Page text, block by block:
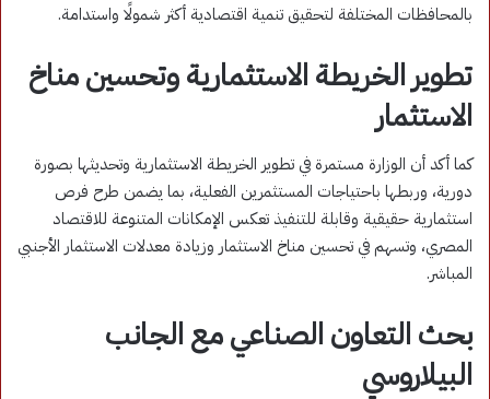
بالمحافظات المختلفة لتحقيق تنمية اقتصادية أكثر شمولًا واستدامة.
تطوير الخريطة الاستثمارية وتحسين مناخ
الاستثمار
كما أكد أن الوزارة مستمرة في تطوير الخريطة الاستثمارية وتحديثها بصورة
دورية، وربطها باحتياجات المستثمرين الفعلية، بما يضمن طرح فرص
استثمارية حقيقية وقابلة للتنفيذ تعكس الإمكانات المتنوعة للاقتصاد
المصري، وتسهم في تحسين مناخ الاستثمار وزيادة معدلات الاستثمار الأجنبي
المباشر.
بحث التعاون الصناعي مع الجانب
البيلاروسي